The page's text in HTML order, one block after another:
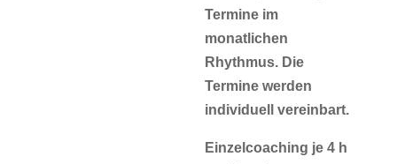
Termine im
monatlichen
Rhythmus. Die
Termine werden
individuell vereinbart.
Einzelcoaching je 4 h